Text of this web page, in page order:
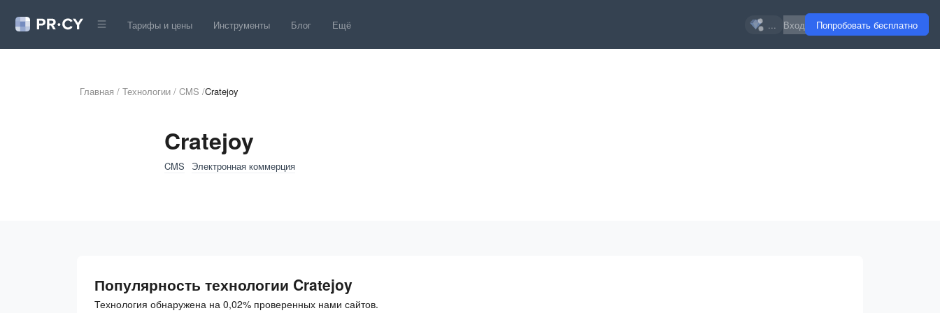
Тарифы и цены Инструменты Блог Ещё ... Вход Попробовать бесплатно
Главная / Технологии / CMS /Cratejoy
Cratejoy
CMS Электронная коммерция
Популярность технологии Cratejoy
Технология обнаружена на 0,02% проверенных нами сайтов.